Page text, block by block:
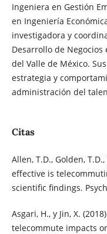
Ingeniera en Gestión
en Ingeniería
investigadora y
Desarrollo de
del Valle de México.
estrategia y
administración del
Citas
Allen, T.D., Golden,
effective is
scientific findings.
Asgari, H., y Jin, X.
telecommute impacts